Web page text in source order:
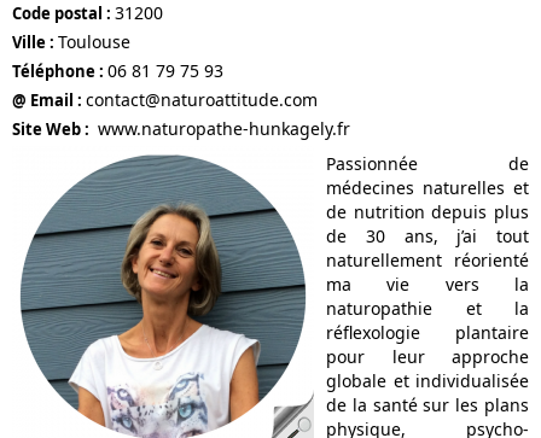
Code postal : 31200
Ville : Toulouse
Téléphone : 06 81 79 75 93
@ Email : contact@naturoattitude.com
Site Web : www.naturopathe-hunkagely.fr
Passionnée de
médecines naturelles et
de nutrition depuis plus
de 30 ans, j’ai tout
naturellement réorienté
ma vie vers la
naturopathie et la
réflexologie plantaire
pour leur approche
globale et individualisée
de la santé sur les plans
physique, psycho-